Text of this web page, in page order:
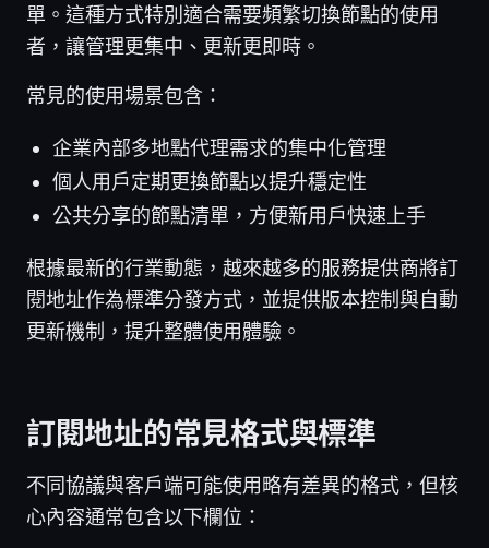
單。這種方式特別適合需要頻繁切換節點的使用
者，讓管理更集中、更新更即時。
常見的使用場景包含：
企業內部多地點代理需求的集中化管理
個人用戶定期更換節點以提升穩定性
公共分享的節點清單，方便新用戶快速上手
根據最新的行業動態，越來越多的服務提供商將訂
閱地址作為標準分發方式，並提供版本控制與自動
更新機制，提升整體使用體驗。
訂閱地址的常見格式與標準
不同協議與客戶端可能使用略有差異的格式，但核
心內容通常包含以下欄位：